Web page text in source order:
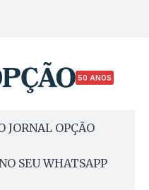
50 ANOS
JORNAL OPÇÃO
SEU WHATSAPP